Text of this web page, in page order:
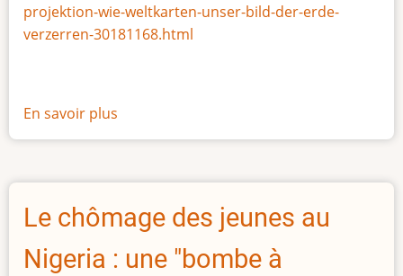
projektion-wie-weltkarten-unser-bild-der-erde-
verzerren-30181168.html
En savoir plus
La
taille
l'Afrique
Le chômage des jeunes au
Nigeria : une "bombe à